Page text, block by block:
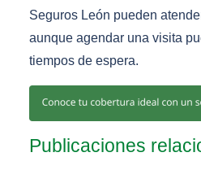
Seguros León pueden
aunque agendar una visita
tiempos de espera.
Publicaciones